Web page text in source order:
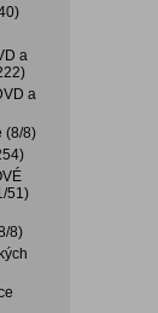
a
a
(8/8)
51)
8)